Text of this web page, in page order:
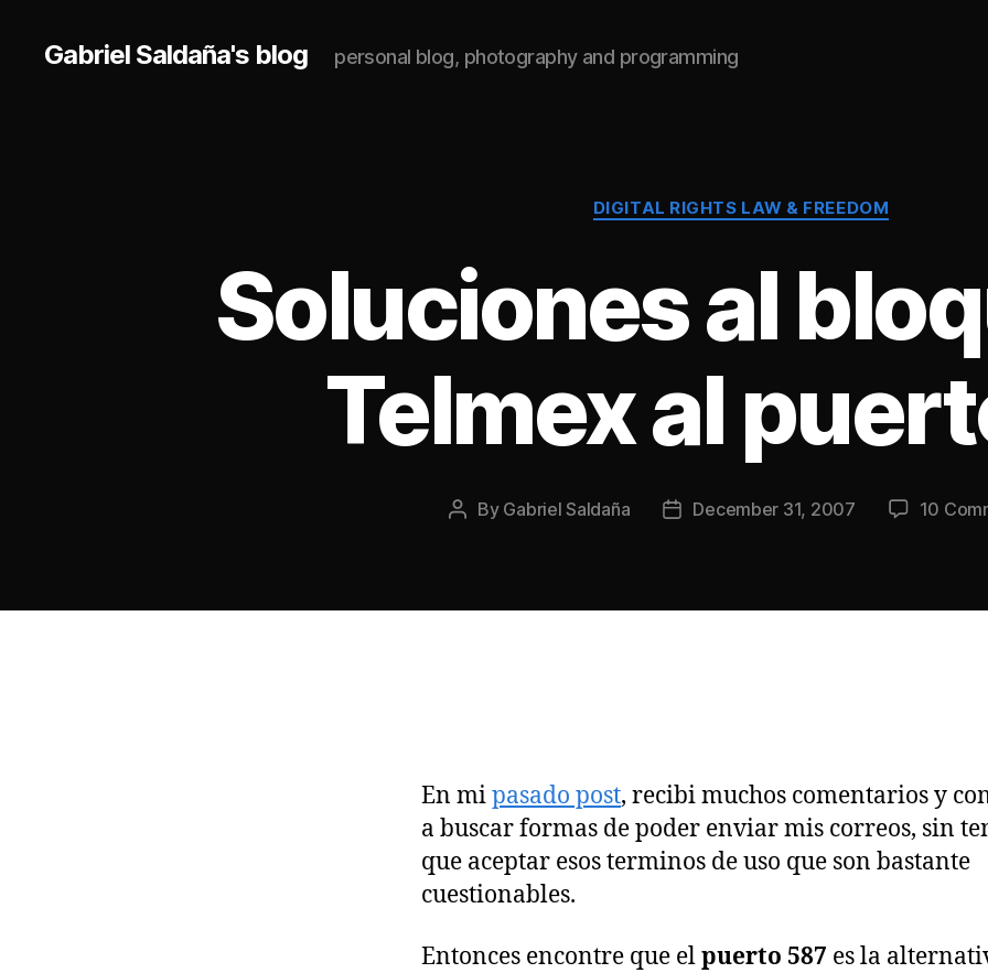
Gabriel Saldaña's blog personal blog, photography and programming
Categories
DIGITAL RIGHTS LAW & FREEDOM
Soluciones al
Telmex al
Post
By Gabriel Saldaña
PostDecember 31, 2007 10
En mipasado post, recibi muchos comentarios y
a buscar formas de poder enviar mis correos, sin
que aceptar esos terminos de uso que son bastante
cuestionables.
Entonces encontre que elpuerto 587 es la